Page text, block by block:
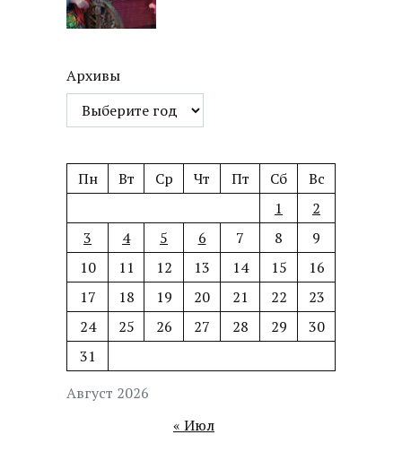
Архивы
Август 2026
Пн Вт Ср Чт Пт Сб
Вс
1
2
3
4 5 6 7 8
9
10
11 12 13 14 15
16
17
18 19 20 21 22
23
24
25 26 27 28 29
30
31
« Июл